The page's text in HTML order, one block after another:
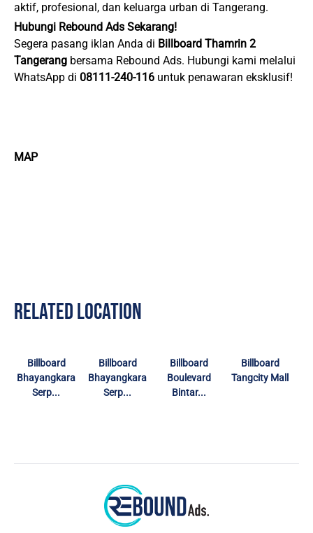
aktif, profesional, dan keluarga urban di Tangerang.
Hubungi Rebound Ads Sekarang!
Segera pasang iklan Anda di Billboard Thamrin 2
Tangerang bersama Rebound Ads. Hubungi kami melalui
WhatsApp di 08111-240-116 untuk penawaran eksklusif!
MAP
RELATED LOCATION
Billboard
Bhayangkara
Serp...
Billboard
Bhayangkara
Serp...
Billboard
Boulevard
Bintar...
Billboard
Tangcity Mall